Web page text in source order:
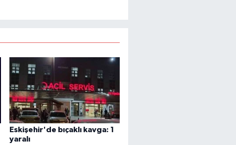
Eskişehir'de bıçaklı kavga: 1
yaralı